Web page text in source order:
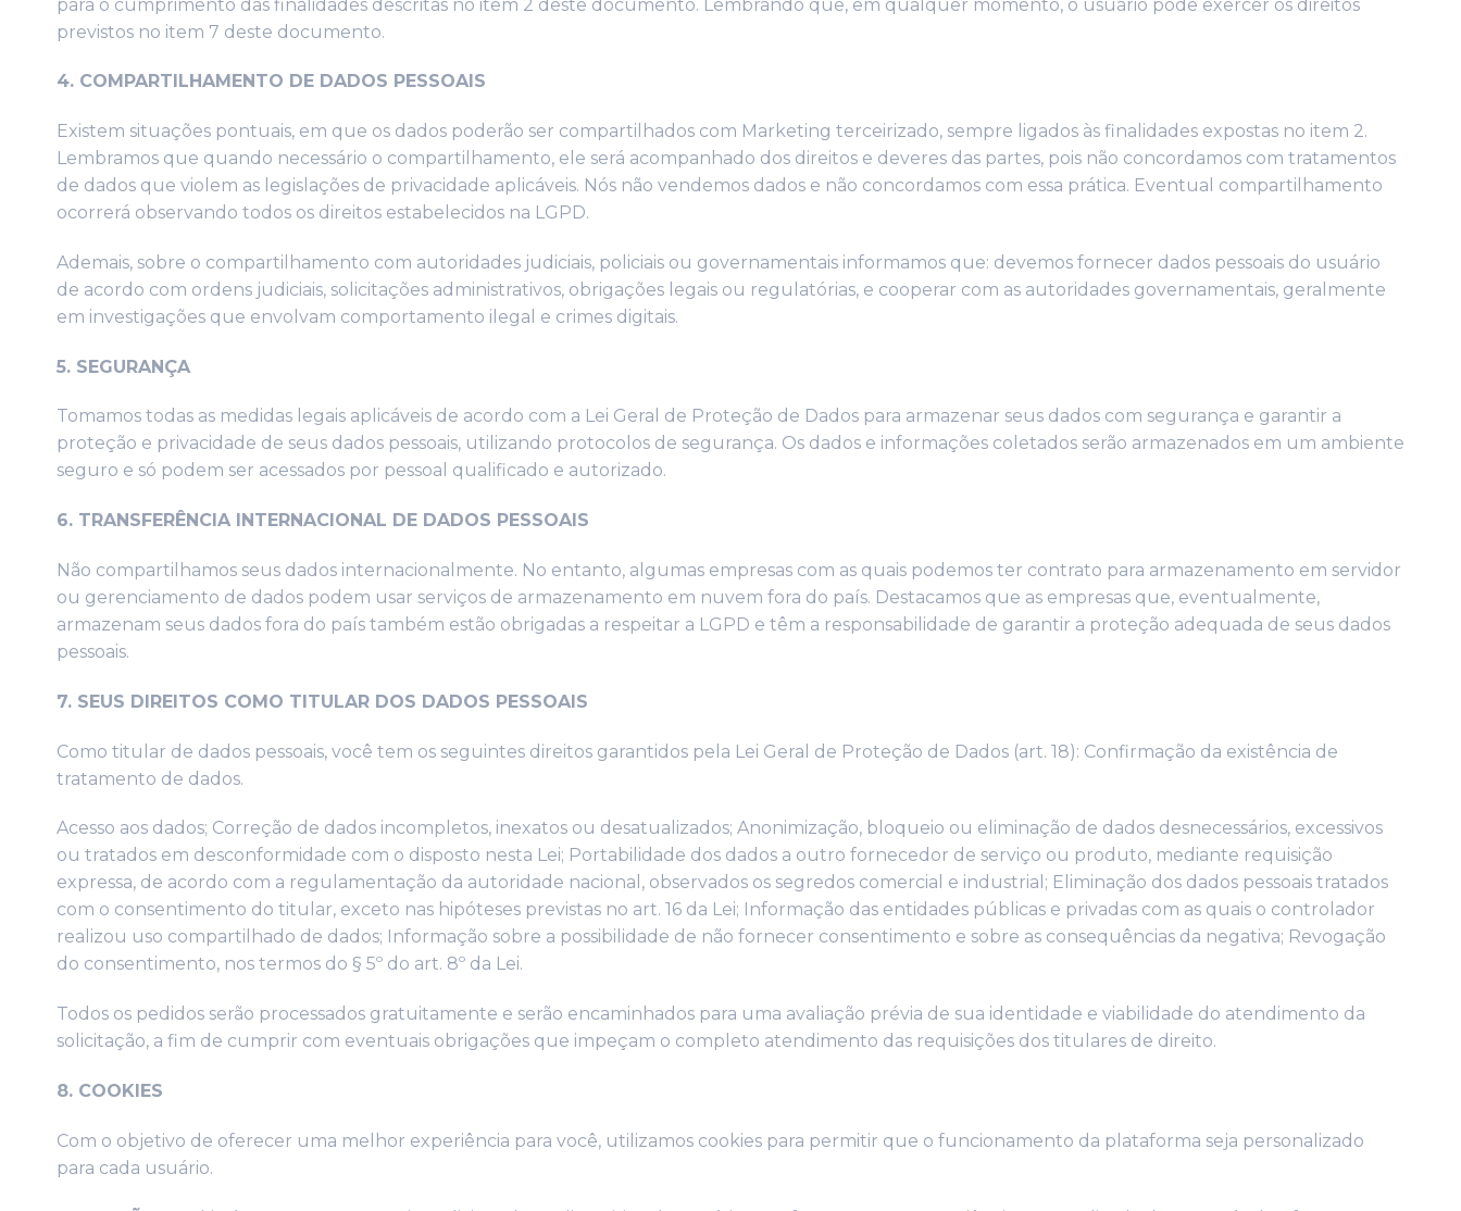
para o cumprimento das finalidades descritas no item 2 deste documento. Lembrando que, em qualquer momento, o usuário pode exercer os direitos
previstos no item 7 deste documento.
4. COMPARTILHAMENTO DE DADOS PESSOAIS
Existem situações pontuais, em que os dados poderão ser compartilhados com Marketing terceirizado, sempre ligados às finalidades expostas no item 2.
Lembramos que quando necessário o compartilhamento, ele será acompanhado dos direitos e deveres das partes, pois não concordamos com tratamentos
de dados que violem as legislações de privacidade aplicáveis. Nós não vendemos dados e não concordamos com essa prática. Eventual compartilhamento
ocorrerá observando todos os direitos estabelecidos na LGPD.
Ademais, sobre o compartilhamento com autoridades judiciais, policiais ou governamentais informamos que: devemos fornecer dados pessoais do usuário
de acordo com ordens judiciais, solicitações administrativos, obrigações legais ou regulatórias, e cooperar com as autoridades governamentais, geralmente
em investigações que envolvam comportamento ilegal e crimes digitais.
5. SEGURANÇA
Tomamos todas as medidas legais aplicáveis ​​de acordo com a Lei Geral de Proteção de Dados para armazenar seus dados com segurança e garantir a
proteção e privacidade de seus dados pessoais, utilizando protocolos de segurança. Os dados e informações coletados serão armazenados em um ambiente
seguro e só podem ser acessados ​​por pessoal qualificado e autorizado.
6. TRANSFERÊNCIA INTERNACIONAL DE DADOS PESSOAIS
Não compartilhamos seus dados internacionalmente. No entanto, algumas empresas com as quais podemos ter contrato para armazenamento em servidor
ou gerenciamento de dados podem usar serviços de armazenamento em nuvem fora do país. Destacamos que as empresas que, eventualmente,
armazenam seus dados fora do país também estão obrigadas a respeitar a LGPD e têm a responsabilidade de garantir a proteção adequada de seus dados
pessoais.
7. SEUS DIREITOS COMO TITULAR DOS DADOS PESSOAIS
Como titular de dados pessoais, você tem os seguintes direitos garantidos pela Lei Geral de Proteção de Dados (art. 18): Confirmação da existência de
tratamento de dados.
Acesso aos dados; Correção de dados incompletos, inexatos ou desatualizados; Anonimização, bloqueio ou eliminação de dados desnecessários, excessivos
ou tratados em desconformidade com o disposto nesta Lei; Portabilidade dos dados a outro fornecedor de serviço ou produto, mediante requisição
expressa, de acordo com a regulamentação da autoridade nacional, observados os segredos comercial e industrial; Eliminação dos dados pessoais tratados
com o consentimento do titular, exceto nas hipóteses previstas no art. 16 da Lei; Informação das entidades públicas e privadas com as quais o controlador
realizou uso compartilhado de dados; Informação sobre a possibilidade de não fornecer consentimento e sobre as consequências da negativa; Revogação
do consentimento, nos termos do § 5º do art. 8º da Lei.
Todos os pedidos serão processados ​​gratuitamente e serão encaminhados para uma avaliação prévia de sua identidade e viabilidade do atendimento da
solicitação, a fim de cumprir com eventuais obrigações que impeçam o completo atendimento das requisições dos titulares de direito.
8. COOKIES
Com o objetivo de oferecer uma melhor experiência para você, utilizamos cookies para permitir que o funcionamento da plataforma seja personalizado
para cada usuário.